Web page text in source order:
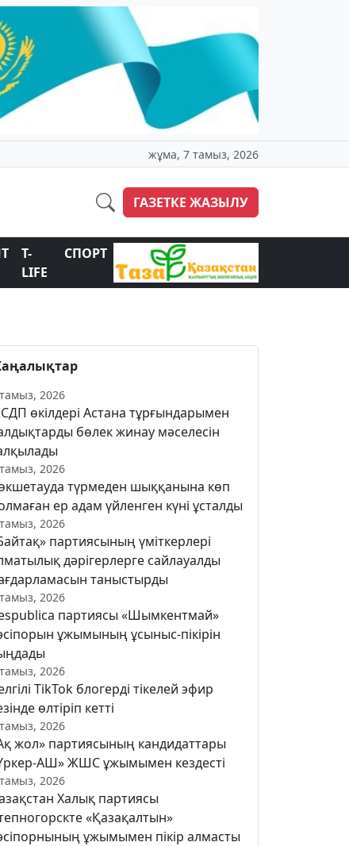
жұма, 7 тамыз, 2026
ГАЗЕТКЕ ЖАЗЫЛУ
T-
LIFE
СПОРТ
2026
өкілдері Астана тұрғындарымен
бөлек жинау мәселесін
2026
түрмеден шыққанына көп
ер адам үйленген күні ұсталды
2026
партиясының үміткерлері
дәрігерлерге сайлауалды
таныстырды
2026
партиясы «Шымкентмай»
ұжымының ұсыныс-пікірін
2026
TikTok блогерді тікелей эфир
өлтіріп кетті
2026
жол» партиясының кандидаттары
АШ» ЖШС ұжымымен кездесті
2026
Халық партиясы
«Қазақалтын»
ұжымымен пікір алмасты